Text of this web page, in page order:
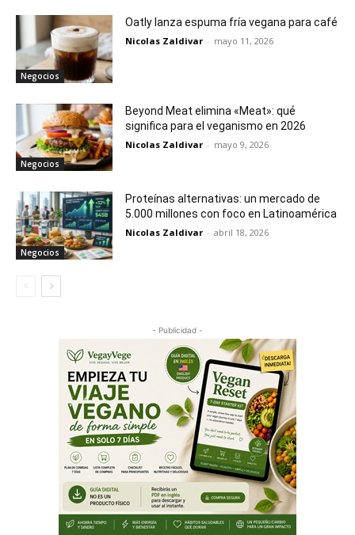
Negocios
Oatly lanza espuma fría vegana para café
Nicolas Zaldivar - mayo 11, 2026
Negocios
Beyond Meat elimina «Meat»: qué
significa para el veganismo en 2026
Nicolas Zaldivar - mayo 9, 2026
Negocios
Proteínas alternativas: un mercado de
5.000 millones con foco en Latinoamérica
Nicolas Zaldivar - abril 18, 2026
- Publicidad -